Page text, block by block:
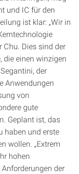
und IC für den
ist klar: „Wir in
Chu. Dies sind der
die einen winzigen
der
Anwendungen
von
gute
Geplant ist, das
haben und erste
wollen. „Extrem
hohen
der